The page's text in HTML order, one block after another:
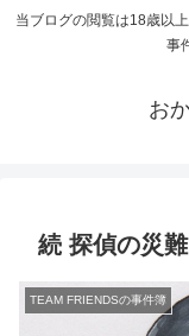
当ブログの閲覧は18歳以
事
お
続 探偵の災
TEAM FRIENDSの事件簿